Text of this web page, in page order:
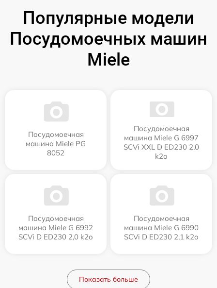
Популярные модели
Посудомоечных машин
Miele
Посудомоечная
машина Miele PG
8052
Посудомоечная
машина Miele G 6997
SCVi XXL D ED230 2,0
k2o
Посудомоечная
машина Miele G 6992
SCVi D ED230 2,0 k2o
Посудомоечная
машина Miele G 6990
SCVi D ED230 2,1 k2o
Показать больше